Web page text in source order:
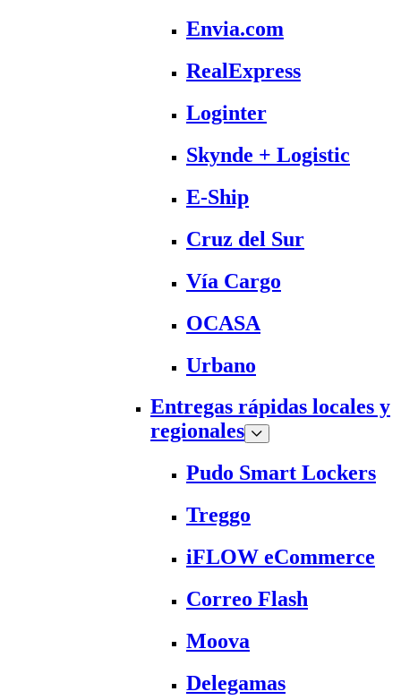
Envia.com
RealExpress
Loginter
Skynde + Logistic
E-Ship
Cruz del Sur
Vía Cargo
OCASA
Urbano
Entregas rápidas locales y
regionales
Pudo Smart Lockers
Treggo
iFLOW eCommerce
Correo Flash
Moova
Delegamas